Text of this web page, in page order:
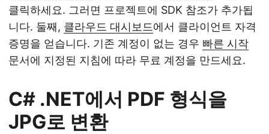
클릭하세요. 그러면 프로젝트에 SDK 참조가 추가됩
니다. 둘째, 클라우드 대시보드에서 클라이언트 자격
증명을 얻습니다. 기존 계정이 없는 경우 빠른 시작
문서에 지정된 지침에 따라 무료 계정을 만드세요.
C# .NET에서 PDF 형식을
JPG로 변환